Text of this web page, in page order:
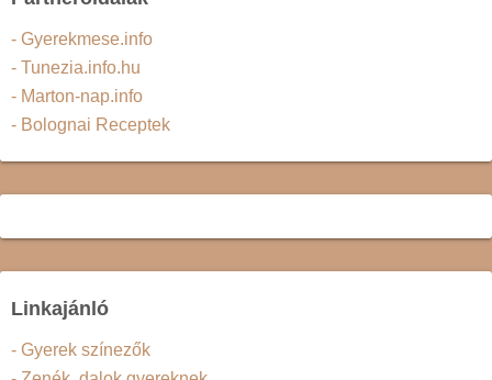
- Gyerekmese.info
- Tunezia.info.hu
- Marton-nap.info
- Bolognai Receptek
Linkajánló
- Gyerek színezők